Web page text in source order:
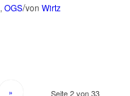
, OGS/von Wirtz
Seite 2 von 33
»